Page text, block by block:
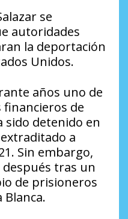
se
autoridades
la deportación
Unidos.
años uno de
financieros de
sido detenido en
a
Sin embargo,
tras un
de prisioneros
Blanca.